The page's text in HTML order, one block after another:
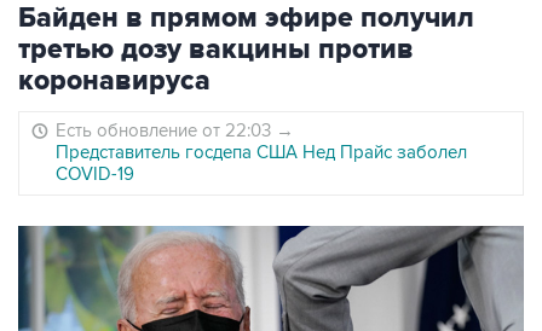
Байден в прямом эфире получил
третью дозу вакцины против
коронавируса
Есть обновление от 22:03 →
Представитель госдепа США Нед Прайс заболел
COVID-19